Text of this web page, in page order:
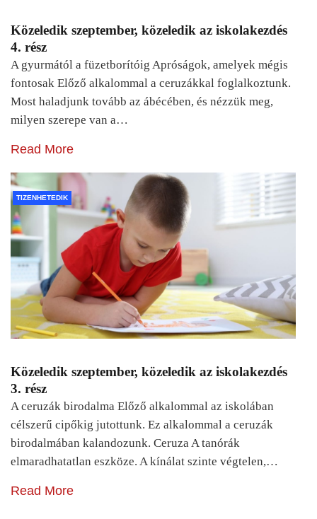
Közeledik szeptember, közeledik az iskolakezdés
4. rész
A gyurmától a füzetborítóig Apróságok, amelyek mégis
fontosak Előző alkalommal a ceruzákkal foglalkoztunk.
Most haladjunk tovább az ábécében, és nézzük meg,
milyen szerepe van a…
Read More
TIZENHETEDIK
Közeledik szeptember, közeledik az iskolakezdés
3. rész
A ceruzák birodalma Előző alkalommal az iskolában
célszerű cipőkig jutottunk. Ez alkalommal a ceruzák
birodalmában kalandozunk. Ceruza A tanórák
elmaradhatatlan eszköze. A kínálat szinte végtelen,…
Read More